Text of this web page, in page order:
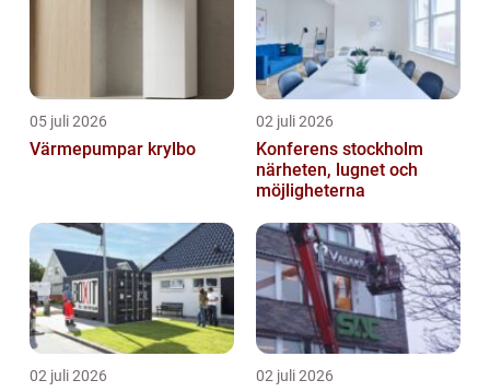
05 juli 2026
Värmepumpar krylbo
02 juli 2026
Konferens stockholm
närheten, lugnet och
möjligheterna
02 juli 2026 02 juli 2026